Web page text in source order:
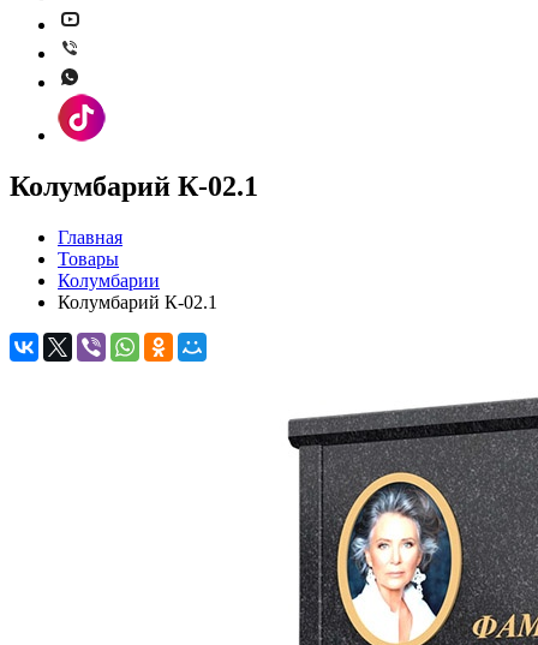
Колумбарий К-02.1
Главная
Товары
Колумбарии
Колумбарий К-02.1